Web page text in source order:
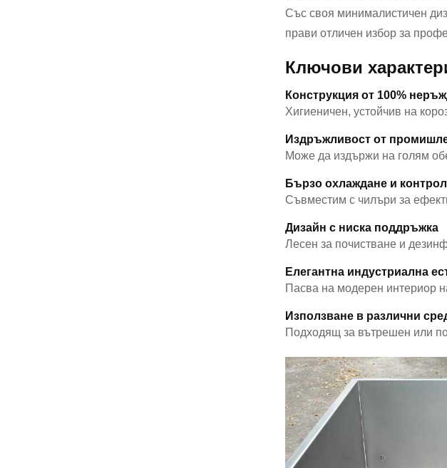
Със своя минималистичен
прави отличен избор за
Ключови
Конструкция от 100%
Хигиеничен, устойчив на
Издръжливост от
Може да издържи на голям
Бързо охлаждане и
Съвместим с чилъри за
Дизайн с ниска поддръжка
Лесен за почистване и
Елегантна индустриална
Пасва на модерен интериор
Използване в различни
Подходящ за вътрешен или